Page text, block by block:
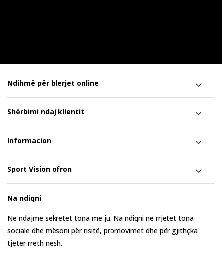
Ndihmë për blerjet online
Shërbimi ndaj klientit
Informacion
Sport Vision ofron
Na ndiqni
Ne ndajmë sekretet tona me ju. Na ndiqni në rrjetet tona
sociale dhe mësoni për risitë, promovimet dhe për gjithçka
tjetër rreth nesh.